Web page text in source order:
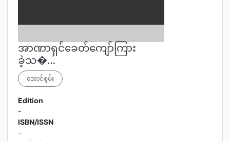
အာဏာရှင်ခေတ်ကျော်ကြား
ခဲ့သ�…
အောင်စွမ်း
Edition
-
ISBN/ISSN
-